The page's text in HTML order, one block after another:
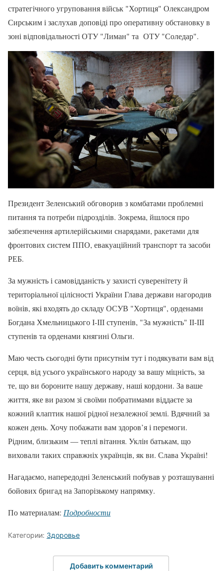
стратегічного угруповання військ "Хортиця" Олександром
Сирським і заслухав доповіді про оперативну обстановку в
зоні відповідальності ОТУ "Лиман" та ОТУ "Соледар".
Президент Зеленський обговорив з комбатами проблемні
питання та потреби підрозділів. Зокрема, йшлося про
забезпечення артилерійськими снарядами, ракетами для
фронтових систем ППО, евакуаційний транспорт та засоби
РЕБ.
За мужність і самовідданість у захисті суверенітету й
територіальної цілісності України Глава держави нагородив
воїнів, які входять до складу ОСУВ "Хортиця", орденами
Богдана Хмельницького І-ІІІ ступенів, "За мужність" ІІ-ІІІ
ступенів та орденами княгині Ольги.
Маю честь сьогодні бути присутнім тут і подякувати вам від
серця, від усього українського народу за вашу міцність, за
те, що ви бороните нашу державу, наші кордони. За ваше
життя, яке ви разом зі своїми побратимами віддаєте за
кожний клаптик нашої рідної незалежної землі. Вдячний за
кожен день. Хочу побажати вам здоров’я і перемоги.
Рідним, близьким — теплі вітання. Уклін батькам, що
виховали таких справжніх українців, як ви. Слава Україні!
Нагадаємо, напередодні Зеленський побував у розташуванні
бойових бригад на Запорізькому напрямку.
По материалам: Подробности
Категории: Здоровье
Добавить комментарий